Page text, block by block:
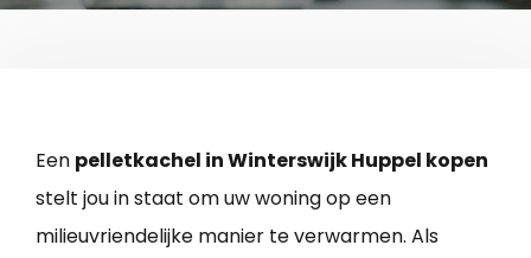
Een pelletkachel in Winterswijk Huppel kopen
stelt jou in staat om uw woning op een
milieuvriendelijke manier te verwarmen. Als